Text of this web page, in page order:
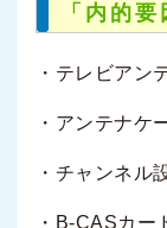
「内的
・テレビアン
・アンテナケ
・チャンネル
・B-CASカー